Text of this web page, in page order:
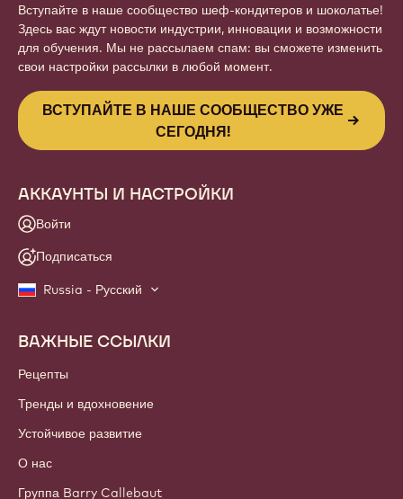
Вступайте в наше сообщество шеф-кондитеров и шоколатье!
Здесь вас ждут новости индустрии, инновации и возможности
для обучения. Мы не рассылаем спам: вы сможете изменить
свои настройки рассылки в любой момент.
ВСТУПАЙТЕ В НАШЕ СООБЩЕСТВО УЖЕ
СЕГОДНЯ!
АККАУНТЫ И НАСТРОЙКИ
Войти
Подписаться
Russia - Русский
Footer
Callebaut
ВАЖНЫЕ ССЫЛКИ
Рецепты
Тренды и вдохновение
Устойчивое развитие
О нас
Группа Barry Callebaut